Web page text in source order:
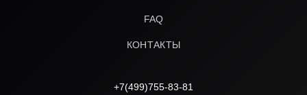
FAQ
КОНТАКТЫ
+7(499)755-83-81